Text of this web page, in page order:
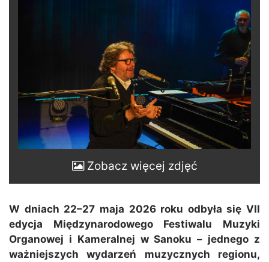
Zobacz więcej zdjęć
W dniach 22–27 maja 2026 roku odbyła się VII
edycja Międzynarodowego Festiwalu Muzyki
Organowej i Kameralnej w Sanoku – jednego z
ważniejszych wydarzeń muzycznych regionu,